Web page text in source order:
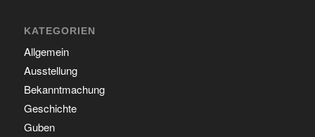
KATEGORIEN
Allgemein
Ausstellung
Bekanntmachung
Geschichte
Guben